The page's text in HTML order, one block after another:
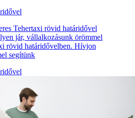
Tehertaxi rövid határidővel
jár, vállalkozásunk örömmel
rövid határidővelben. Hívjon
segítünk